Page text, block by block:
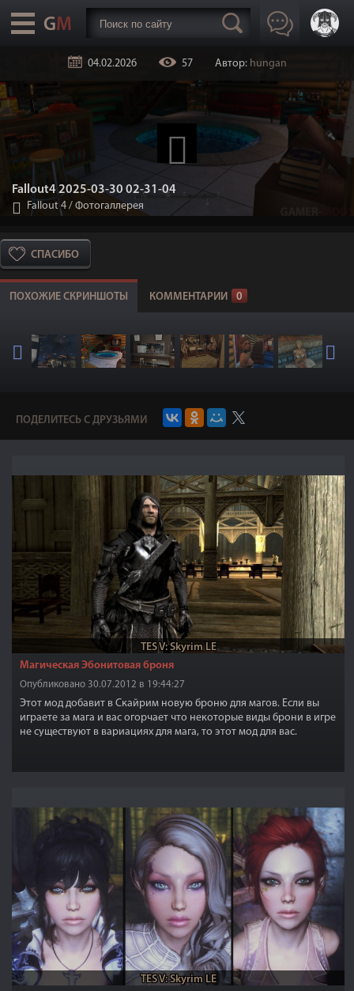
04.02.2026 57 Автор: hungan
Fallout4 2025-03-30 02-31-04
Fallout 4 / Фотогаллерея
СПАСИБО
ПОХОЖИЕ СКРИНШОТЫ КОММЕНТАРИИ 0
ПОДЕЛИТЕСЬ С ДРУЗЬЯМИ
TES V: Skyrim LE
Магическая Эбонитовая броня
Опубликовано 30.07.2012 в 19:44:27
Этот мод добавит в Скайрим новую броню для магов. Если вы
играете за мага и вас огорчает что некоторые виды брони в игре
не существуют в вариациях для мага, то этот мод для вас.
TES V: Skyrim LE